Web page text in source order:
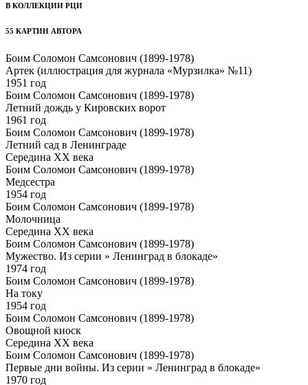
В КОЛЛЕКЦИИ РЦИ
55 КАРТИН АВТОРА
Боим Соломон Самсонович (1899-1978)
Артек (иллюстрация для журнала «Мурзилка» №11)
1951 год
Боим Соломон Самсонович (1899-1978)
Летний дождь у Кировских ворот
1961 год
Боим Соломон Самсонович (1899-1978)
Летний сад в Ленинграде
Середина ХХ века
Боим Соломон Самсонович (1899-1978)
Медсестра
1954 год
Боим Соломон Самсонович (1899-1978)
Молочница
Середина ХХ века
Боим Соломон Самсонович (1899-1978)
Мужество. Из серии » Ленинград в блокаде»
1974 год
Боим Соломон Самсонович (1899-1978)
На току
1954 год
Боим Соломон Самсонович (1899-1978)
Овощной киоск
Середина ХХ века
Боим Соломон Самсонович (1899-1978)
Первые дни войны. Из серии » Ленинград в блокаде»
1970 год